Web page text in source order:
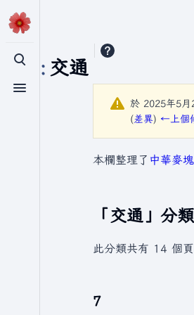
切換搜尋
切換選單
分類 : 交通
於 2025年5
(差異) ←上個
本欄整理了 中華麥塊
「交通」分
此分類共有 14 個
7